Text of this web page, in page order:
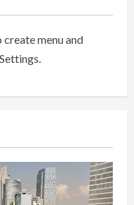
create menu and